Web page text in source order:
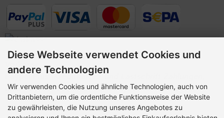
Vorkasse,
Paypal Plus (Kreditkarte> und Lastschrift Zahlungen,
über PayPal Plus, auch ohne PayPal-Konto möglich!)
Diese Webseite verwendet Cookies und
andere Technologien
Wir verwenden Cookies und ähnliche Technologien, auch von
Drittanbietern, um die ordentliche Funktionsweise der Website
zu gewährleisten, die Nutzung unseres Angebotes zu